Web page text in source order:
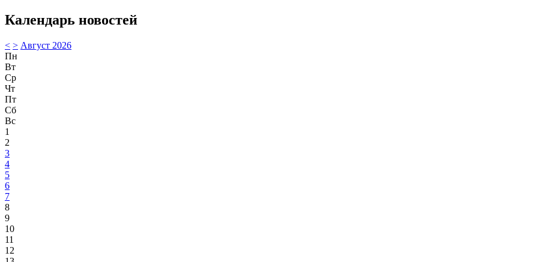
Календарь новостей
< > Август 2026
Пн
Вт
Ср
Чт
Пт
Сб
Вс
1
2
3
4
5
6
7
8
9
10
11
12